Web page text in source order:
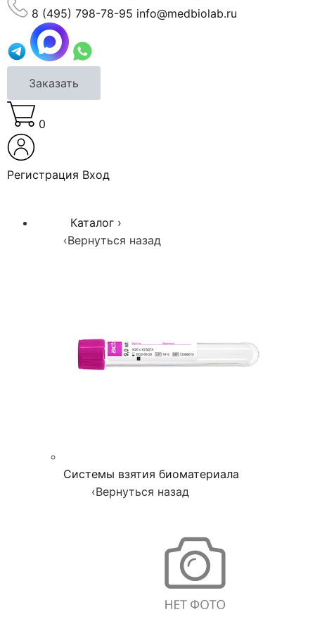
8 (495) 798-78-95 info@medbiolab.ru
Заказать
0
Регистрация Вход
Каталог ›
‹Вернуться назад
Системы взятия биоматериала
‹Вернуться назад